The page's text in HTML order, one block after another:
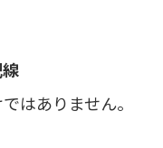
はありません。